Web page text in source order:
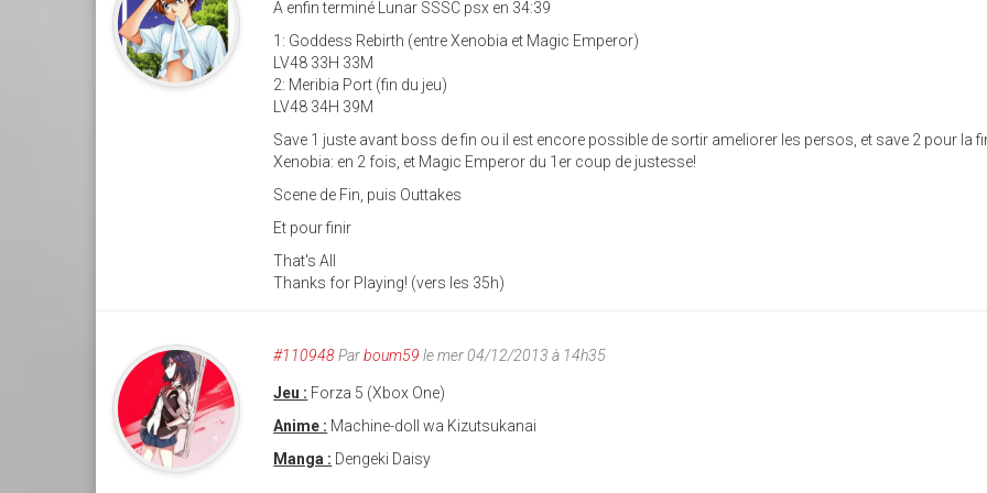
A enfin terminé Lunar SSSC psx en 34:39
1: Goddess Rebirth (entre Xenobia et Magic Emperor)
LV48 33H 33M
2: Meribia Port (fin du jeu)
LV48 34H 39M
Save 1 juste avant boss de fin ou il est encore possible de sortir ameliorer les persos, et save 2 pour la
Xenobia: en 2 fois, et Magic Emperor du 1er coup de justesse!
Scene de Fin, puis Outtakes
Et pour finir
That's All
Thanks for Playing! (vers les 35h)
#110948Parboum59 le mer 04/12/2013 à 14h35
Jeu : Forza 5 (Xbox One)
Anime : Machine-doll wa Kizutsukanai
Manga : Dengeki Daisy